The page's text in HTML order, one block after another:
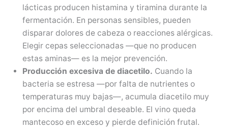
lácticas producen histamina y tiramina durante la
fermentación. En personas sensibles, pueden
disparar dolores de cabeza o reacciones alérgicas.
Elegir cepas seleccionadas —que no producen
estas aminas— es la mejor prevención.
Producción excesiva de diacetilo. Cuando la
bacteria se estresa —por falta de nutrientes o
temperaturas muy bajas—, acumula diacetilo muy
por encima del umbral deseable. El vino queda
mantecoso en exceso y pierde definición frutal.